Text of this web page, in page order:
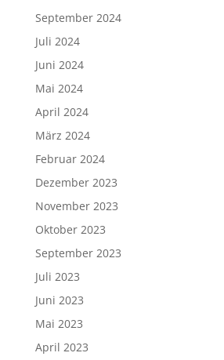
September 2024
Juli 2024
Juni 2024
Mai 2024
April 2024
März 2024
Februar 2024
Dezember 2023
November 2023
Oktober 2023
September 2023
Juli 2023
Juni 2023
Mai 2023
April 2023